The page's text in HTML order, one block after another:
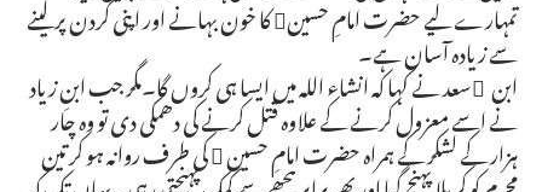
تمہارے لیے حضرت امامِ حسین کا خون بہانے اور اپنی گردن پر لینے
سے زیادہ آسان ہے۔
ابن ِسعد نے کہا کہ انشاء اللہ میں ایسا ہی کروں گا۔مگر جب ابنِ زیاد
نے اسے معزول کرنے کے علاوہ قتل کرنے کی دھمکی دی تو وہ چار
ہزار کے لشکر کے ہمراہ حضرت امامِ حسین  کی طرف روانہ ہو کر تین